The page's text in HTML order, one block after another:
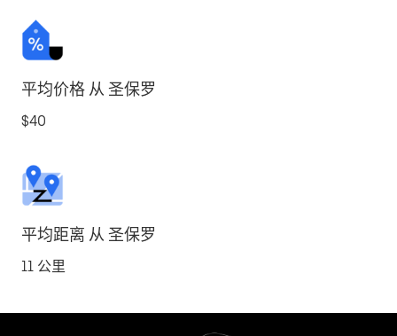
平均价格 从 圣保罗
$40
平均距离 从 圣保罗
11 公里